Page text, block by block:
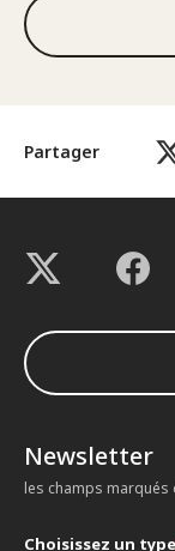
Partager
Newsletter
les champs
Choisissez un type